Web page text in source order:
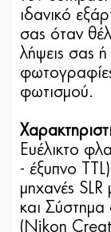
ιδανικό
σας όταν
λήψεις σας
φωτισμού.
Ευέλικτο
- έξυπνο
μηχανές
και
(Nikon